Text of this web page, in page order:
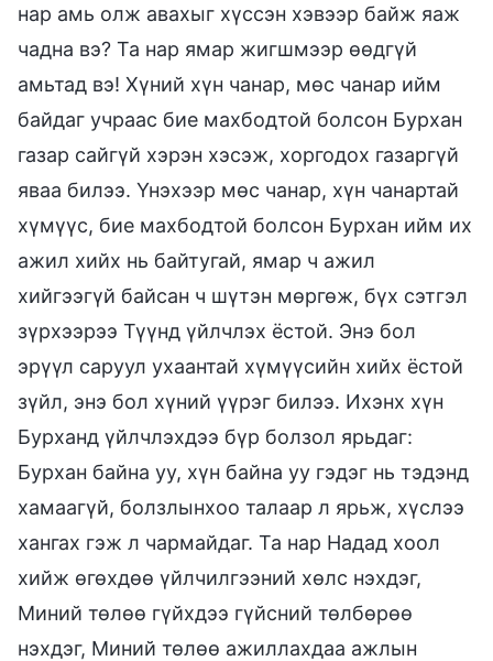
нар амь олж авахыг хүссэн хэвээр байж яаж
чадна вэ? Та нар ямар жигшмээр өөдгүй
амьтад вэ! Хүний хүн чанар, мөс чанар ийм
байдаг учраас бие махбодтой болсон Бурхан
газар сайгүй хэрэн хэсэж, хоргодох газаргүй
яваа билээ. Үнэхээр мөс чанар, хүн чанартай
хүмүүс, бие махбодтой болсон Бурхан ийм их
ажил хийх нь байтугай, ямар ч ажил
хийгээгүй байсан ч шүтэн мөргөж, бүх сэтгэл
зүрхээрээ Түүнд үйлчлэх ёстой. Энэ бол
эрүүл саруул ухаантай хүмүүсийн хийх ёстой
зүйл, энэ бол хүний үүрэг билээ. Ихэнх хүн
Бурханд үйлчлэхдээ бүр болзол ярьдаг:
Бурхан байна уу, хүн байна уу гэдэг нь тэдэнд
хамаагүй, болзлынхоо талаар л ярьж, хүслээ
хангах гэж л чармайдаг. Та нар Надад хоол
хийж өгөхдөө үйлчилгээний хөлс нэхдэг,
Миний төлөө гүйхдээ гүйсний төлбөрөө
нэхдэг, Миний төлөө ажиллахдаа ажлын